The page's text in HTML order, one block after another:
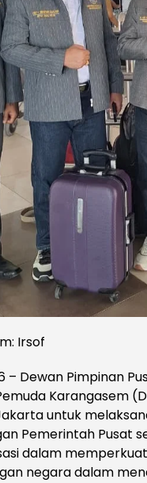
Irsof
– Dewan Pimpinan
Karangasem
untuk
Pemerintah Pusat
dalam
negara dalam